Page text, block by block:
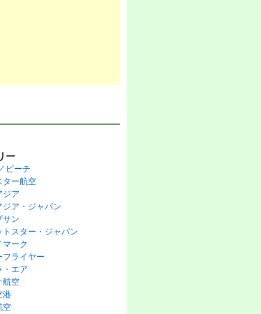
ー
ピーチ
ター航空
ジア
ジア・ジャパン
サン
トスター・ジャパン
マーク
フライヤー
・エア
航空
港
空